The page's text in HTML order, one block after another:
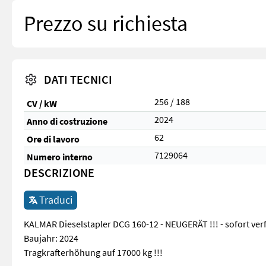
Prezzo su richiesta
DATI TECNICI
CV / kW
256 / 188
Anno di costruzione
2024
Ore di lavoro
62
Numero interno
7129064
DESCRIZIONE
Traduci
KALMAR Dieselstapler DCG 160-12 - NEUGERÄT !!! - sofort
Baujahr: 2024
Tragkrafterhöhung auf 17000 kg !!!